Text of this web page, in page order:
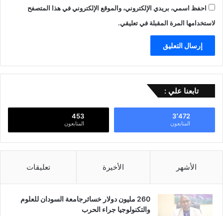
احفظ اسمي، بريدي الإلكتروني، والموقع الإلكتروني في هذا المتصفح
لاستخدامها المرة المقبلة في تعليقي.
تابعنا علي :
3٬472
المتابعون
453
المتابعون
الأشهر الأخيرة تعليقات
260 مليون دولار خسائرجامعة السودان للعلوم
والتكنولوجيا جراء الحرب